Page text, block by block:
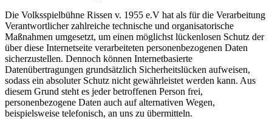
Die Volksspielbühne Rissen v. 1955 e.V hat als für die Verarbeitung
Verantwortlicher zahlreiche technische und organisatorische
Maßnahmen umgesetzt, um einen möglichst lückenlosen Schutz der
über diese Internetseite verarbeiteten personenbezogenen Daten
sicherzustellen. Dennoch können Internetbasierte
Datenübertragungen grundsätzlich Sicherheitslücken aufweisen,
sodass ein absoluter Schutz nicht gewährleistet werden kann. Aus
diesem Grund steht es jeder betroffenen Person frei,
personenbezogene Daten auch auf alternativen Wegen,
beispielsweise telefonisch, an uns zu übermitteln.